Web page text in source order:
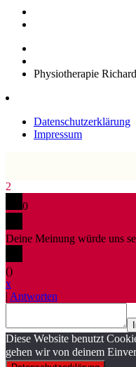
Physiotherapie
Datenschutzerklärung
Impressum
2
0
Deine Meinung würde uns
()
x
| Antworten
Diese Website benutzt
gehen wir von deinem